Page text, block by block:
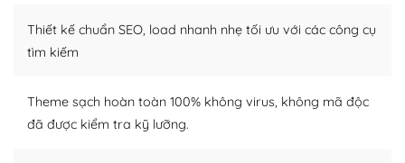
WordPress là nơi lưu trữ cho một diễn đàn cộng đồng
khổng lồ được kiểm duyệt bởi các nhân viên và những
Nếu bạn gặp khó khăn, bạn có thể lên mạng và tìm
kiếm những cộng đồng WordPress, họ sẽ giúp bạn trả
Thiết kế chuẩn SEO, load nhanh nhẹ tối ưu với các công cụ
tìm kiếm
Theme sạch hoàn toàn 100% không virus, không mã độc
đã được kiểm tra kỹ lưỡng.